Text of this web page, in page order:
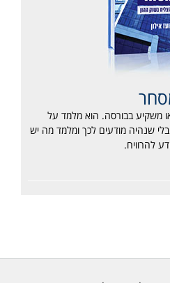
משקיע בבורסה. הוא מלמד על
שנהיה מודעים לכך ומלמד מה יש
להרוויח.